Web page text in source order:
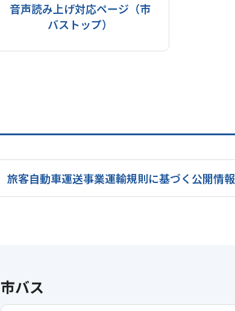
音声読み上げ対応ページ（市
バストップ）
旅客自動車運送事業運輸規則に基づく公開情報
市バス